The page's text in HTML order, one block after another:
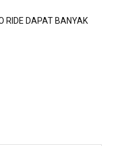
RIDE DAPAT BANYAK